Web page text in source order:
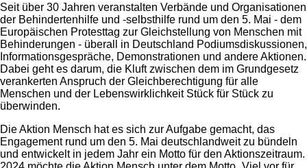
Seit über 30 Jahren veranstalten Verbände und Organisationen
der Behindertenhilfe und -selbsthilfe rund um den 5. Mai - dem
Europäischen Protesttag zur Gleichstellung von Menschen mit
Behinderungen - überall in Deutschland Podiumsdiskussionen,
Informationsgespräche, Demonstrationen und andere Aktionen.
Dabei geht es darum, die Kluft zwischen dem im Grundgesetz
verankerten Anspruch der Gleichberechtigung für alle
Menschen und der Lebenswirklichkeit Stück für Stück zu
überwinden.
Die Aktion Mensch hat es sich zur Aufgabe gemacht, das
Engagement rund um den 5. Mai deutschlandweit zu bündeln
und entwickelt in jedem Jahr ein Motto für den Aktionszeitraum.